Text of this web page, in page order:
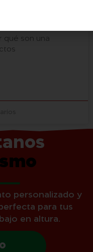
articuladas
sus
qué son una
personalizado y
para tus
en altura.